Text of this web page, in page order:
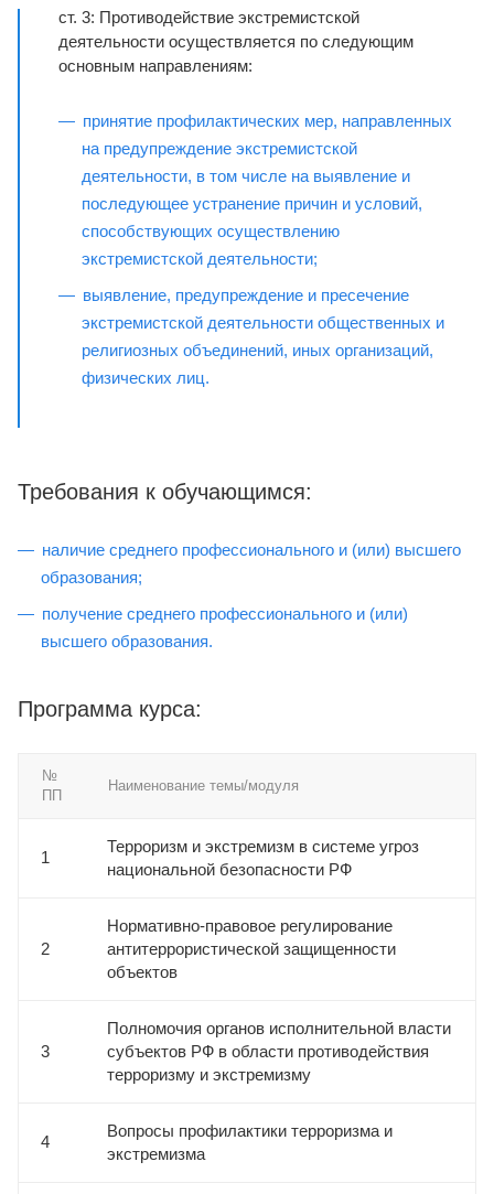
ст. 3: Противодействие экстремистской
деятельности осуществляется по следующим
основным направлениям:
принятие профилактических мер, направленных
на предупреждение экстремистской
деятельности, в том числе на выявление и
последующее устранение причин и условий,
способствующих осуществлению
экстремистской деятельности;
выявление, предупреждение и пресечение
экстремистской деятельности общественных и
религиозных объединений, иных организаций,
физических лиц.
Требования к обучающимся:
наличие среднего профессионального и (или) высшего
образования;
получение среднего профессионального и (или)
высшего образования.
Программа курса:
№
ПП
Наименование темы/модуля
1
Терроризм и экстремизм в системе угроз
национальной безопасности РФ
2
Нормативно-правовое регулирование
антитеррористической защищенности
объектов
3
Полномочия органов исполнительной власти
субъектов РФ в области противодействия
терроризму и экстремизму
4
Вопросы профилактики терроризма и
экстремизма